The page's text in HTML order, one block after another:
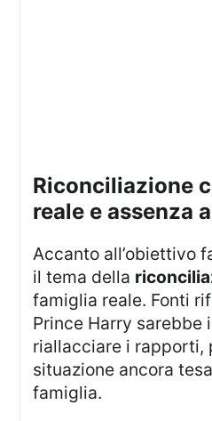
riconciliazione con la famiglia
reale e assenza
Accanto all’obiettivo familiare, si colloca
il tema della
famiglia reale. Fonti
Prince Harry sarebbe
riallacciare i rapporti,
situazione ancora
famiglia.